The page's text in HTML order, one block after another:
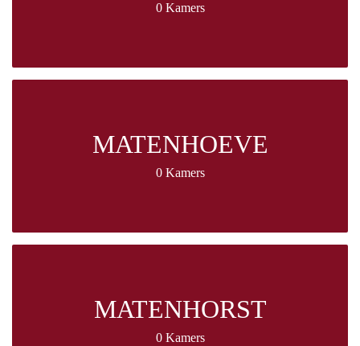
0 Kamers
MATENHOEVE
0 Kamers
MATENHORST
0 Kamers